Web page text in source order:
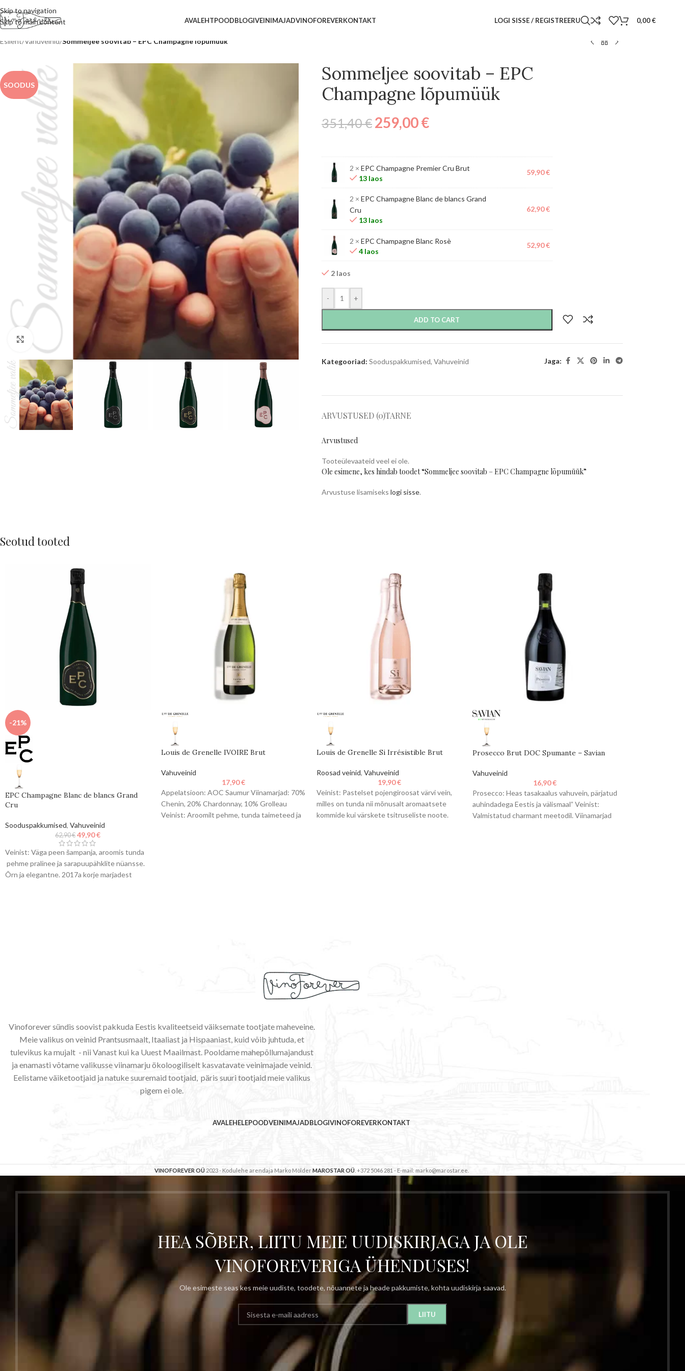
Skip to navigation
Skip to main content
AVALEHTPOODBLOGIVEINIMAJADVINOFOREVERKONTAKT LOGI SISSE / REGISTREERU 0,00€
Esileht/Vahuveinid/Sommeljee soovitab – EPC Champagne lõpumüük
SOODUS
Vajuta suurendamiseks
Sommeljee soovitab – EPC
Champagne lõpumüük
351,40€ 259,00€
2 × EPC Champagne Premier Cru Brut
13 laos
59,90€
2 × EPC Champagne Blanc de blancs Grand
Cru
13 laos
62,90€
2 × EPC Champagne Blanc Rosè
4 laos
52,90€
2 laos
- +
ADD TO CART
Kategooriad: Sooduspakkumised, Vahuveinid Jaga:
ARVUSTUSED (0)TARNE
Arvustused
Tooteülevaateid veel ei ole.
Ole esimene, kes hindab toodet “Sommeljee soovitab – EPC Champagne lõpumüük”
Arvustuse lisamiseks logi sisse.
Seotud tooted
-21%
EPC Champagne Blanc de blancs Grand
Cru
Sooduspakkumised, Vahuveinid
62,90€ 49,90€
Veinist: Väga peen šampanja, aroomis tunda
pehme pralinee ja sarapuupähklite nüansse.
Õrn ja elegantne. 2017a korje marjadest
Louis de Grenelle IVOIRE Brut
Vahuveinid
17,90€
Appelatsioon: AOC Saumur Viinamarjad: 70%
Chenin, 20% Chardonnay, 10% Grolleau
Veinist: Aroomilt pehme, tunda taimeteed ja
Louis de Grenelle Si Irrésistible Brut
Roosad veinid, Vahuveinid
19,90€
Veinist: Pastelset pojengiroosat värvi vein,
milles on tunda nii mõnusalt aromaatsete
kommide kui värskete tsitruseliste noote.
Prosecco Brut DOC Spumante – Savian
Vahuveinid
16,90€
Prosecco: Heas tasakaalus vahuvein, pärjatud
auhindadega Eestis ja välismaal” Veinist:
Valmistatud charmant meetodil. Viinamarjad
Vinoforever sündis soovist pakkuda Eestis kvaliteetseid väiksemate tootjate maheveine.
Meie valikus on veinid Prantsusmaalt, Itaaliast ja Hispaaniast, kuid võib juhtuda, et
tulevikus ka mujalt - nii Vanast kui ka Uuest Maailmast. Pooldame mahepõllumajandust
ja enamasti võtame valikusse viinamarju ökoloogiliselt kasvatavate veinimajade veinid.
Eelistame väiketootjaid ja natuke suuremaid tootjaid, päris suuri tootjaid meie valikus
pigem ei ole.
AVALEHELEPOODVEINIMAJADBLOGIVINOFOREVERKONTAKT
VINOFOREVER OÜ 2023 - Kodulehe arendaja Marko MölderMAROSTAR OÜ. +372 5046 281 - E-mail: marko@marostar.ee.
HEA SÕBER, LIITU MEIE UUDISKIRJAGA JA OLE
VINOFOREVERIGA ÜHENDUSES!
Ole esimeste seas kes meie uudiste, toodete, nõuannete ja heade pakkumiste, kohta uudiskirja saavad.